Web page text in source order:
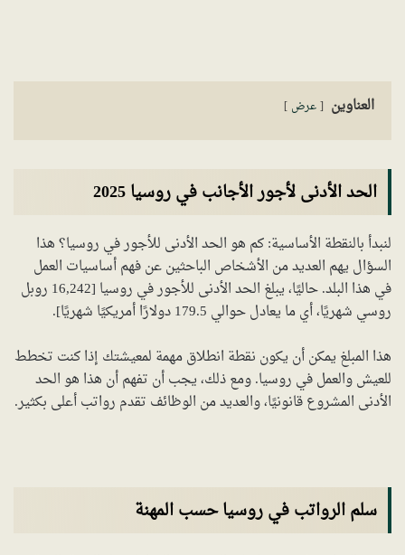
العناوين عرض
الحد الأدنى لأجور الأجانب في روسيا 2025
لنبدأ بالنقطة الأساسية: كم هو الحد الأدنى للأجور في روسيا؟ هذا
السؤال يهم العديد من الأشخاص الباحثين عن فهم أساسيات العمل
في هذا البلد. حاليًا، يبلغ الحد الأدنى للأجور في روسيا [16,242 روبل
روسي شهريًا، أي ما يعادل حوالي 179.5 دولارًا أمريكيًا شهريًا].
هذا المبلغ يمكن أن يكون نقطة انطلاق مهمة لمعيشتك إذا كنت تخطط
للعيش والعمل في روسيا. ومع ذلك، يجب أن تفهم أن هذا هو الحد
الأدنى المشروع قانونيًا، والعديد من الوظائف تقدم رواتب أعلى بكثير.
سلم الرواتب في روسيا حسب المهنة